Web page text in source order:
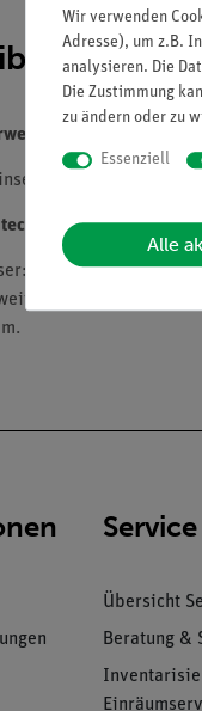
steckbar auf
Daten
40 mm.
auf der
Service
Übersicht
Beratung &
Wir verwenden
Adresse), um z.B.
analysieren. Die
Die Zustimmung
zu ändern oder zu
Essenziell
Alle